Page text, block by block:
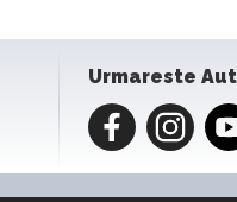
Urmareste